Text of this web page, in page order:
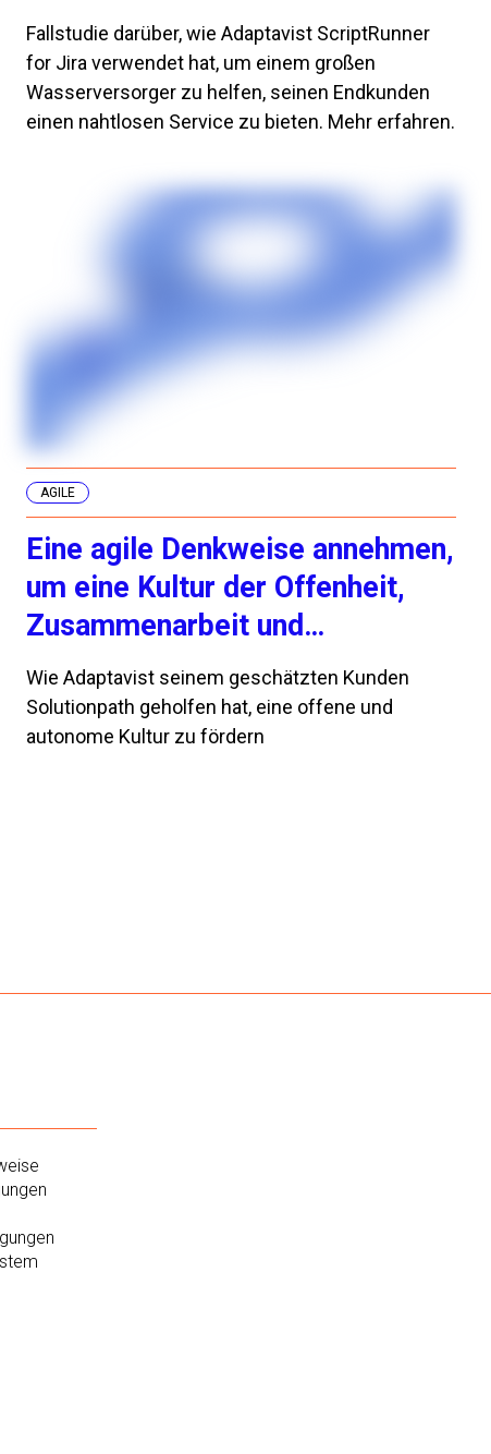
Fallstudie darüber, wie Adaptavist ScriptRunner
for Jira verwendet hat, um einem großen
Wasserversorger zu helfen, seinen Endkunden
einen nahtlosen Service zu bieten. Mehr erfahren.
AGILE
Eine agile Denkweise annehmen,
um eine Kultur der Offenheit,
Zusammenarbeit und
Autonomie zu fördern
Wie Adaptavist seinem geschätzten Kunden
Solutionpath geholfen hat, eine offene und
autonome Kultur zu fördern